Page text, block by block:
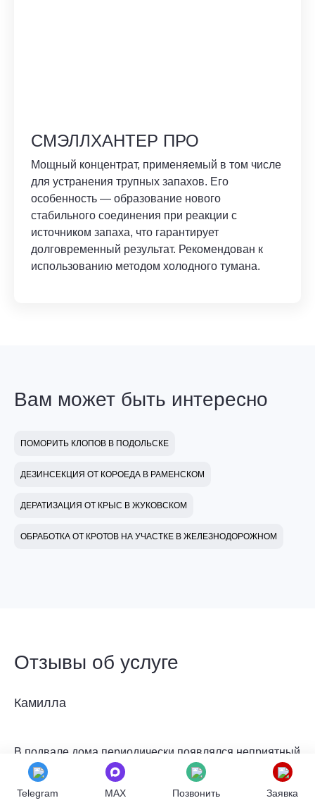
СМЭЛЛХАНТЕР ПРО
Мощный концентрат, применяемый в том числе
для устранения трупных запахов. Его
особенность — образование нового
стабильного соединения при реакции с
источником запаха, что гарантирует
долговременный результат. Рекомендован к
использованию методом холодного тумана.
Вам может быть интересно
ПОМОРИТЬ КЛОПОВ В ПОДОЛЬСКЕ
ДЕЗИНСЕКЦИЯ ОТ КОРОЕДА В РАМЕНСКОМ
ДЕРАТИЗАЦИЯ ОТ КРЫС В ЖУКОВСКОМ
ОБРАБОТКА ОТ КРОТОВ НА УЧАСТКЕ В ЖЕЛЕЗНОДОРОЖНОМ
Отзывы об услуге
Камилла
В подвале дома периодически появлялся неприятный
запах сырости, хотя плесени мы не видели. Решили
не ждать, пока проблема усугубится, и заказали
профилактическую обработку у профессионалов.
Telegram MAX Позвонить Заявка